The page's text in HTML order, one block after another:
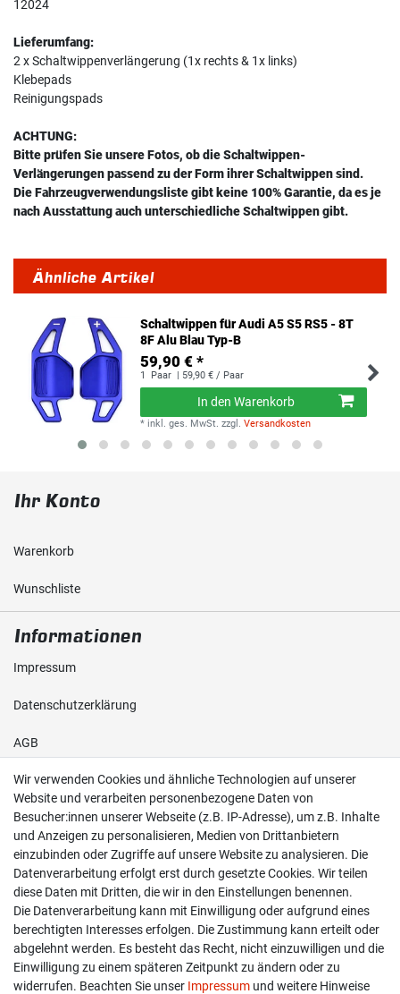
12024
Lieferumfang:
2 x Schaltwippenverlängerung (1x rechts & 1x links)
Klebepads
Reinigungspads
ACHTUNG:
Bitte prüfen Sie unsere Fotos, ob die Schaltwippen-
Verlängerungen passend zu der Form ihrer Schaltwippen sind.
Die Fahrzeugverwendungsliste gibt keine 100% Garantie, da es je
nach Ausstattung auch unterschiedliche Schaltwippen gibt.
Ähnliche Artikel
Schaltwippen für Audi A5 S5 RS5 - 8T
8F Alu Blau Typ-B
59,90 € *
1 Paar | 59,90 € / Paar
In den Warenkorb
* inkl. ges. MwSt. zzgl.Versandkosten
Ihr Konto
Warenkorb
Wunschliste
Informationen
Impressum
Daten­schutz­erklärung
AGB
Shop
Kontakt
Versand & Zahlung
Widerrufs­recht
Widerruf erklären
Wir verwenden Cookies und ähnliche Technologien auf unserer
Website und verarbeiten personenbezogene Daten von
Besucher:innen unserer Webseite (z.B. IP-Adresse), um z.B. Inhalte
und Anzeigen zu personalisieren, Medien von Drittanbietern
einzubinden oder Zugriffe auf unsere Website zu analysieren. Die
Datenverarbeitung erfolgt erst durch gesetzte Cookies. Wir teilen
diese Daten mit Dritten, die wir in den Einstellungen benennen.
Die Datenverarbeitung kann mit Einwilligung oder aufgrund eines
berechtigten Interesses erfolgen. Die Zustimmung kann erteilt oder
abgelehnt werden. Es besteht das Recht, nicht einzuwilligen und die
Einwilligung zu einem späteren Zeitpunkt zu ändern oder zu
widerrufen. Beachten Sie unser Impressum und weitere Hinweise